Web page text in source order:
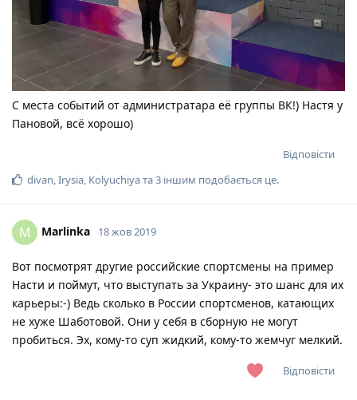
С места событий от администратара её группы ВК!) Настя у
Пановой, всё хорошо)
Відповісти
divan,Irysia, Kolyuchiyaта3 іншим подобається це.
M Marlinka 18 жов 2019
Вот посмотрят другие российские спортсмены на пример
Насти и поймут, что выступать за Украину- это шанс для их
карьеры:-) Ведь сколько в России спортсменов, катающих
не хуже Шаботовой. Они у себя в сборную не могут
пробиться. Эх, кому-то суп жидкий, кому-то жемчуг мелкий.
Відповісти